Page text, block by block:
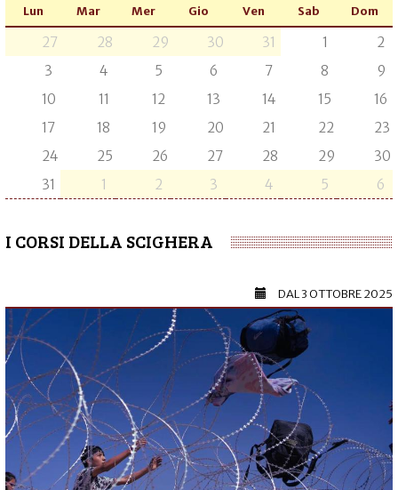
Lun Mar Mer Gio Ven Sab Dom
27 28 29 30 31 1
2
3
4 5 6 7 8
9
10
11 12 13 14 15
16
17
18 19 20 21 22
23
24
25 26 27 28 29
30
31
1 2 3 4 5 6
I CORSI DELLA SCIGHERA
DAL3 OTTOBRE 2025